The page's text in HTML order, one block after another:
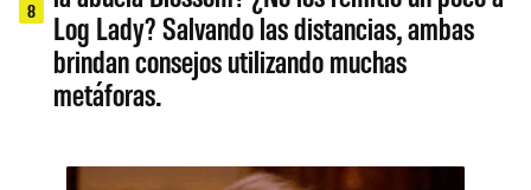
8
Log Lady? Salvando las distancias, ambas
brindan consejos utilizando muchas
metáforas.